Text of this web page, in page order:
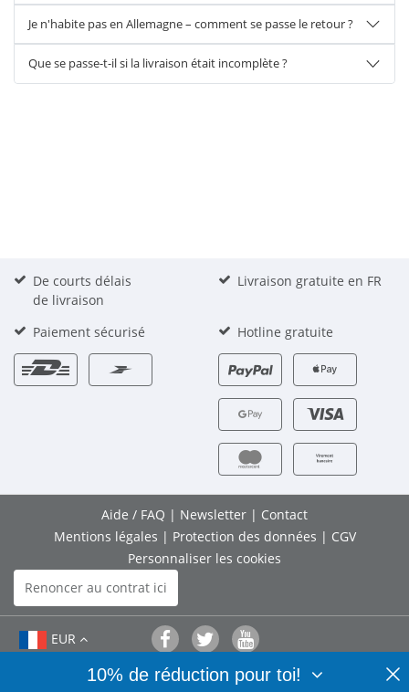
Je n'habite pas en Allemagne – comment se passe le retour ?
Que se passe-t-il si la livraison était incomplète ?
De courts délais
de livraison
Livraison gratuite en FR
Paiement sécurisé Hotline gratuite
Aide / FAQ | Newsletter | Contact
Mentions légales | Protection des données | CGV
Personnaliser les cookies
Renoncer au contrat ici
EUR
© 2026 Bedifol GmbH10% de réduction pour toi!